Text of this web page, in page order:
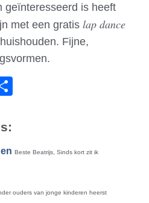
geïnteresseerd is heeft
met een gratis lap dance
Fijne,
Beste Beatrijs, Sinds kort zit ik
ouders van jonge kinderen heerst